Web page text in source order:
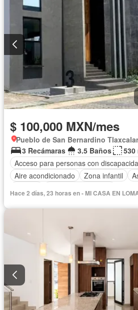
$ 100,000 MXN/mes
3 Recámaras
3.5 Baños
530
Acceso para personas con
Aire acondicionado
Zona infantil
Cuarto de Limpieza
Estacionamiento Gas
Despacho
Azotea
Sala polivalente Seguridad
Terraza
Vista panorámica
Solo familias
Completamente
Hace 2 días, 23 horas en - MI CASA EN